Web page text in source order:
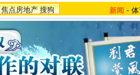
焦点房地产 搜狗 新闻 -